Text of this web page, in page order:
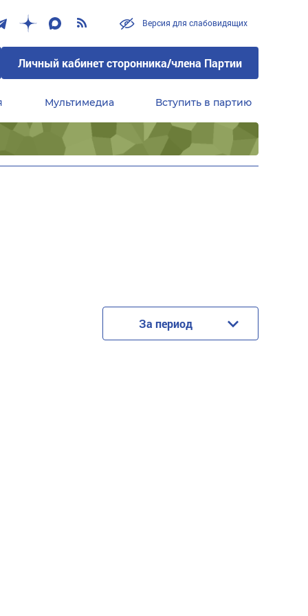
Версия для слабовидящих
Личный кабинет сторонника/члена Партии
Мультимедиа Вступить в партию
За период